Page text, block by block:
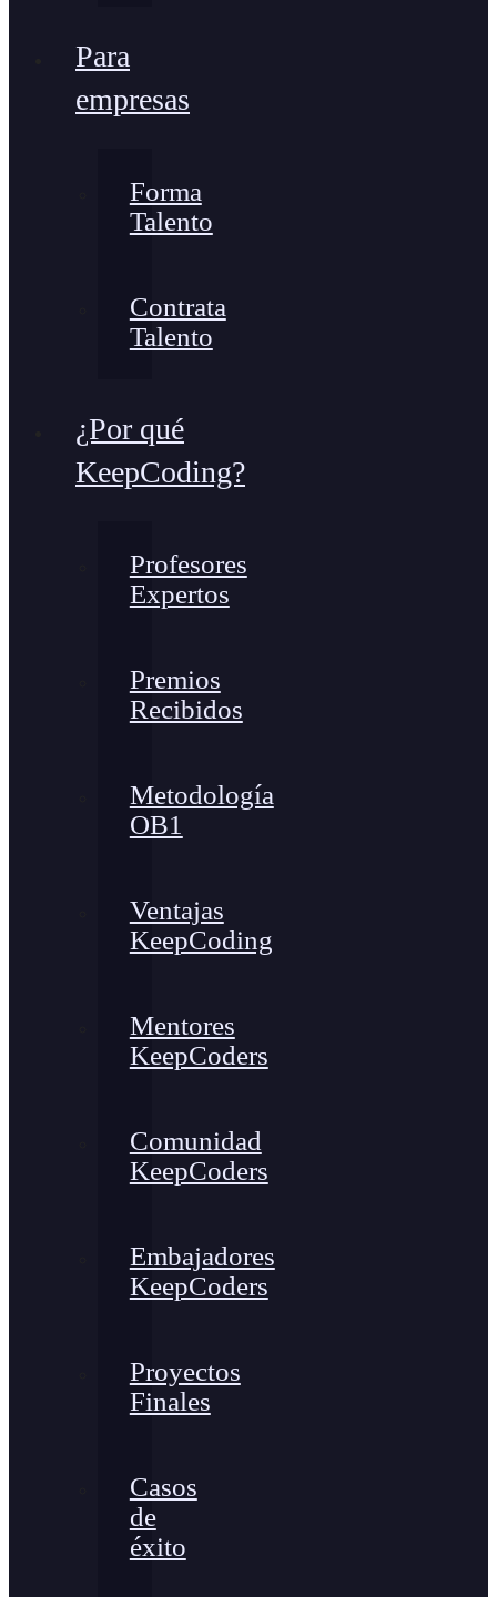
Para
empresas
Forma
Talento
Contrata
Talento
¿Por qué
KeepCoding?
Profesores
Expertos
Premios
Recibidos
Metodología
OB1
Ventajas
KeepCoding
Mentores
KeepCoders
Comunidad
KeepCoders
Embajadores
KeepCoders
Proyectos
Finales
Casos
de
éxito